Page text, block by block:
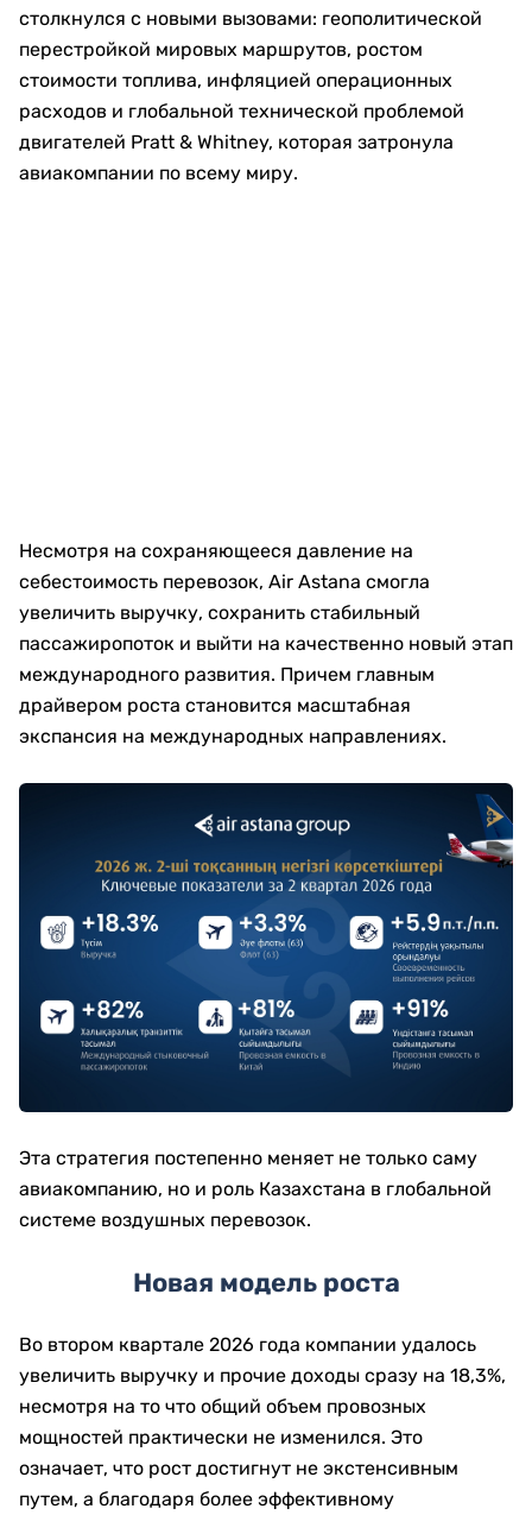
столкнулся с новыми вызовами: геополитической
перестройкой мировых маршрутов, ростом
стоимости топлива, инфляцией операционных
расходов и глобальной технической проблемой
двигателей Pratt & Whitney, которая затронула
авиакомпании по всему миру.
Несмотря на сохраняющееся давление на
себестоимость перевозок, Air Astana смогла
увеличить выручку, сохранить стабильный
пассажиропоток и выйти на качественно новый этап
международного развития. Причем главным
драйвером роста становится масштабная
экспансия на международных направлениях.
Эта стратегия постепенно меняет не только саму
авиакомпанию, но и роль Казахстана в глобальной
системе воздушных перевозок.
Новая модель роста
Во втором квартале 2026 года компании удалось
увеличить выручку и прочие доходы сразу на 18,3%,
несмотря на то что общий объем провозных
мощностей практически не изменился. Это
означает, что рост достигнут не экстенсивным
путем, а благодаря более эффективному